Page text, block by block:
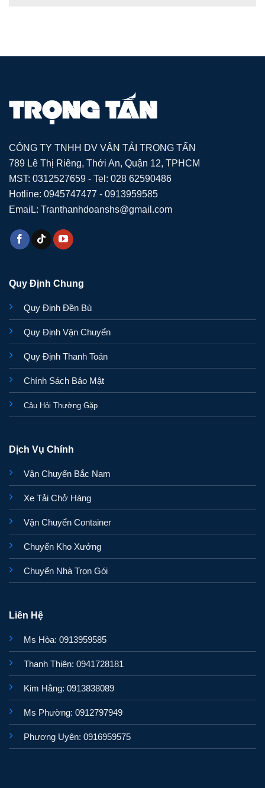
CÔNG TY TNHH DV VẬN TẢI TRỌNG TẤN
789 Lê Thị Riêng, Thới An, Quận 12, TPHCM
MST: 0312527659 - Tel: 028 62590486
Hotline: 0945747477 - 0913959585
EmaiL: Tranthanhdoanshs@gmail.com
Quy Định Chung
Quy Định Đền Bù
Quy Định Vận Chuyển
Quy Định Thanh Toán
Chính Sách Bảo Mật
Câu Hỏi Thường Gặp
Dịch Vụ Chính
Vận Chuyển Bắc Nam
Xe Tải Chở Hàng
Vận Chuyển Container
Chuyển Kho Xưởng
Chuyển Nhà Trọn Gói
Liên Hệ
Ms Hòa: 0913959585
Thanh Thiên: 0941728181
Kim Hằng: 0913838089
Ms Phường: 0912797949
Phương Uyên: 0916959575